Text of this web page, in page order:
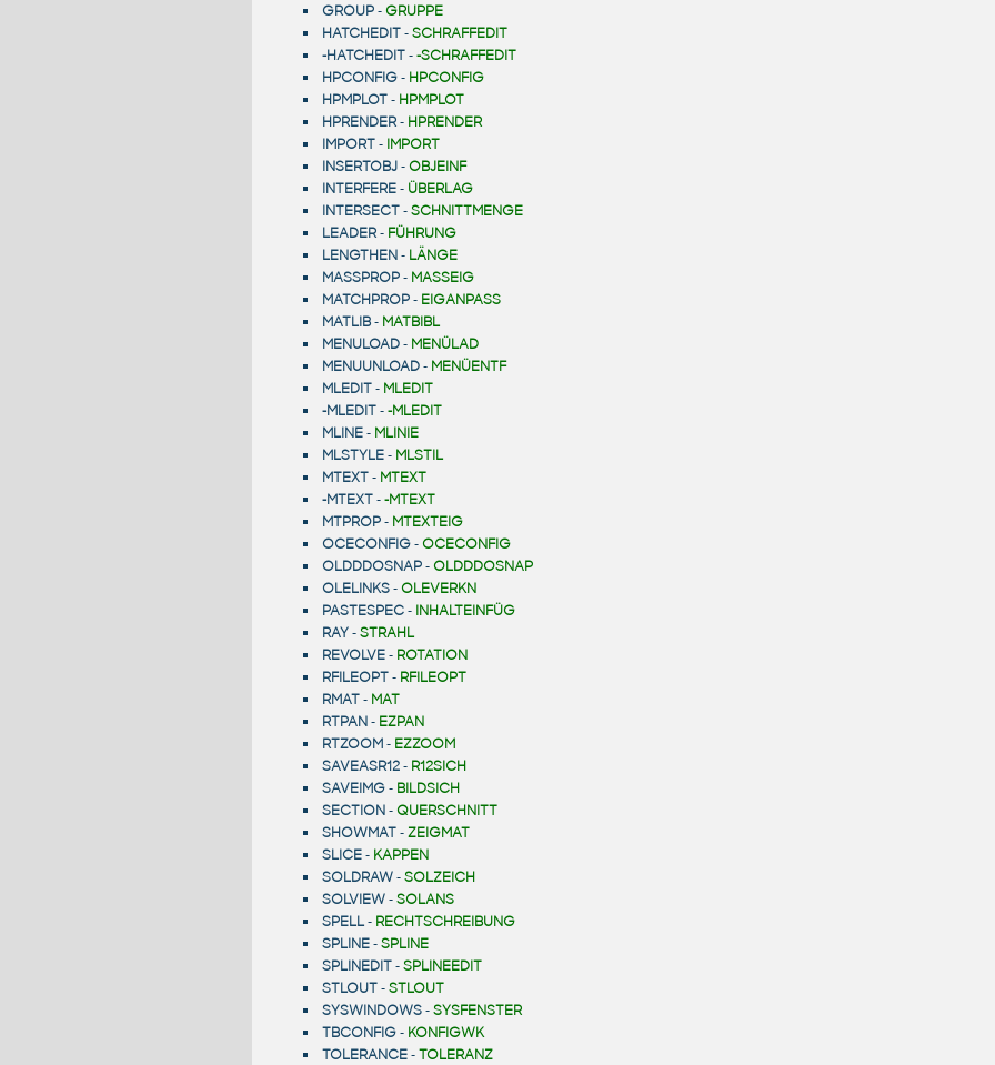
GROUP-GRUPPE
HATCHEDIT-SCHRAFFEDIT
-HATCHEDIT--SCHRAFFEDIT
HPCONFIG- HPCONFIG
HPMPLOT- HPMPLOT
HPRENDER- HPRENDER
IMPORT- IMPORT
INSERTOBJ-OBJEINF
INTERFERE- ÜBERLAG
INTERSECT-SCHNITTMENGE
LEADER- FÜHRUNG
LENGTHEN- LÄNGE
MASSPROP- MASSEIG
MATCHPROP- EIGANPASS
MATLIB- MATBIBL
MENULOAD- MENÜLAD
MENUUNLOAD- MENÜENTF
MLEDIT- MLEDIT
-MLEDIT--MLEDIT
MLINE- MLINIE
MLSTYLE- MLSTIL
MTEXT- MTEXT
-MTEXT--MTEXT
MTPROP- MTEXTEIG
OCECONFIG-OCECONFIG
OLDDDOSNAP-OLDDDOSNAP
OLELINKS-OLEVERKN
PASTESPEC- INHALTEINFÜG
RAY-STRAHL
REVOLVE- ROTATION
RFILEOPT- RFILEOPT
RMAT- MAT
RTPAN- EZPAN
RTZOOM- EZZOOM
SAVEASR12- R12SICH
SAVEIMG- BILDSICH
SECTION-QUERSCHNITT
SHOWMAT-ZEIGMAT
SLICE- KAPPEN
SOLDRAW-SOLZEICH
SOLVIEW-SOLANS
SPELL- RECHTSCHREIBUNG
SPLINE-SPLINE
SPLINEDIT-SPLINEEDIT
STLOUT-STLOUT
SYSWINDOWS-SYSFENSTER
TBCONFIG- KONFIGWK
TOLERANCE-TOLERANZ